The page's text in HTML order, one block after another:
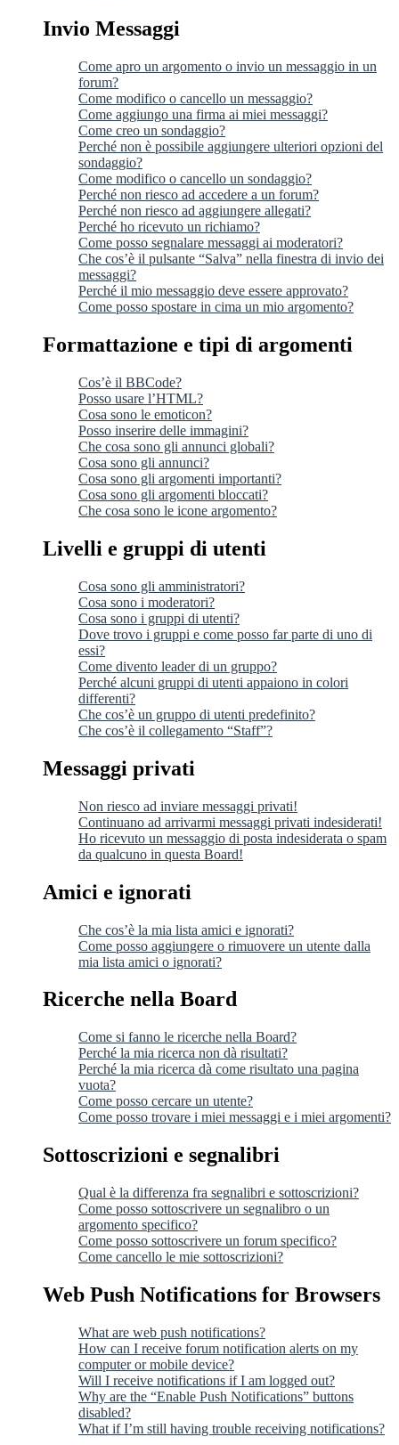
Invio Messaggi
Come apro un argomento o invio un messaggio in un
forum?
Come modifico o cancello un messaggio?
Come aggiungo una firma ai miei messaggi?
Come creo un sondaggio?
Perché non è possibile aggiungere ulteriori opzioni del
sondaggio?
Come modifico o cancello un sondaggio?
Perché non riesco ad accedere a un forum?
Perché non riesco ad aggiungere allegati?
Perché ho ricevuto un richiamo?
Come posso segnalare messaggi ai moderatori?
Che cos’è il pulsante “Salva” nella finestra di invio dei
messaggi?
Perché il mio messaggio deve essere approvato?
Come posso spostare in cima un mio argomento?
Formattazione e tipi di argomenti
Cos’è il BBCode?
Posso usare l’HTML?
Cosa sono le emoticon?
Posso inserire delle immagini?
Che cosa sono gli annunci globali?
Cosa sono gli annunci?
Cosa sono gli argomenti importanti?
Cosa sono gli argomenti bloccati?
Che cosa sono le icone argomento?
Livelli e gruppi di utenti
Cosa sono gli amministratori?
Cosa sono i moderatori?
Cosa sono i gruppi di utenti?
Dove trovo i gruppi e come posso far parte di uno di
essi?
Come divento leader di un gruppo?
Perché alcuni gruppi di utenti appaiono in colori
differenti?
Che cos’è un gruppo di utenti predefinito?
Che cos’è il collegamento “Staff”?
Messaggi privati
Non riesco ad inviare messaggi privati!
Continuano ad arrivarmi messaggi privati indesiderati!
Ho ricevuto un messaggio di posta indesiderata o spam
da qualcuno in questa Board!
Amici e ignorati
Che cos’è la mia lista amici e ignorati?
Come posso aggiungere o rimuovere un utente dalla
mia lista amici o ignorati?
Ricerche nella Board
Come si fanno le ricerche nella Board?
Perché la mia ricerca non dà risultati?
Perché la mia ricerca dà come risultato una pagina
vuota?
Come posso cercare un utente?
Come posso trovare i miei messaggi e i miei argomenti?
Sottoscrizioni e segnalibri
Qual è la differenza fra segnalibri e sottoscrizioni?
Come posso sottoscrivere un segnalibro o un
argomento specifico?
Come posso sottoscrivere un forum specifico?
Come cancello le mie sottoscrizioni?
Web Push Notifications for Browsers
What are web push notifications?
How can I receive forum notification alerts on my
computer or mobile device?
Will I receive notifications if I am logged out?
Why are the “Enable Push Notifications” buttons
disabled?
What if I’m still having trouble receiving notifications?